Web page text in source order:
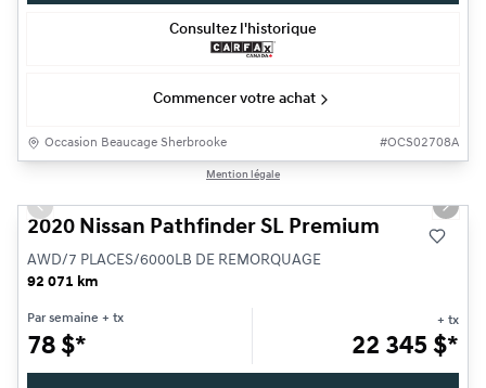
Consultez l'historique
Commencer votre achat
Occasion Beaucage Sherbrooke #OCS02708A
Mention légale
Previous slide Next
2020 Nissan Pathfinder SL Premium
AWD/7 PLACES/6000LB DE REMORQUAGE
92 071 km
Par semaine + tx
78 $*
+ tx
22 345 $*